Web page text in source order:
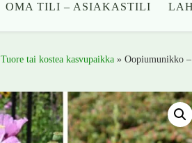
OMA TILI – ASIAKASTILI
Tuore tai kostea kasvupaikka » Oopiumunikko